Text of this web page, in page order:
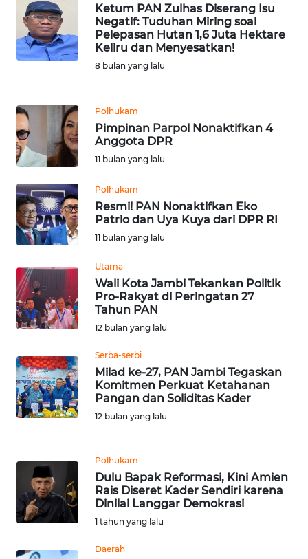
Ketum PAN Zulhas Diserang Isu
Negatif: Tuduhan Miring soal
Pelepasan Hutan 1,6 Juta Hektare
Keliru dan Menyesatkan!
8 bulan yang lalu
Polhukam
Pimpinan Parpol Nonaktifkan 4
Anggota DPR
11 bulan yang lalu
Polhukam
Resmi! PAN Nonaktifkan Eko
Patrio dan Uya Kuya dari DPR RI
11 bulan yang lalu
Utama
Wali Kota Jambi Tekankan Politik
Pro-Rakyat di Peringatan 27
Tahun PAN
12 bulan yang lalu
Serba-serbi
Milad ke-27, PAN Jambi Tegaskan
Komitmen Perkuat Ketahanan
Pangan dan Soliditas Kader
12 bulan yang lalu
Polhukam
Dulu Bapak Reformasi, Kini Amien
Rais Diseret Kader Sendiri karena
Dinilai Langgar Demokrasi
1 tahun yang lalu
Daerah
JABAR
WN
BANTEN
NTT
WN
KEPRI
WN
PAPUA
WN
BARAT
WN
RIAU
WN
SERAMBI
WN
WN
SULTRA
WN